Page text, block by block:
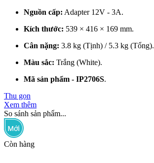
Nguồn cấp: Adapter 12V - 3A.
Kích thước: 539 × 416 × 169 mm.
Cân nặng: 3.8 kg (Tịnh) / 5.3 kg (Tổng).
Màu sắc: Trắng (White).
Mã sản phẩm - IP2706S.
Thu gọn
Xem thêm
So sánh sản phẩm...
Còn hàng